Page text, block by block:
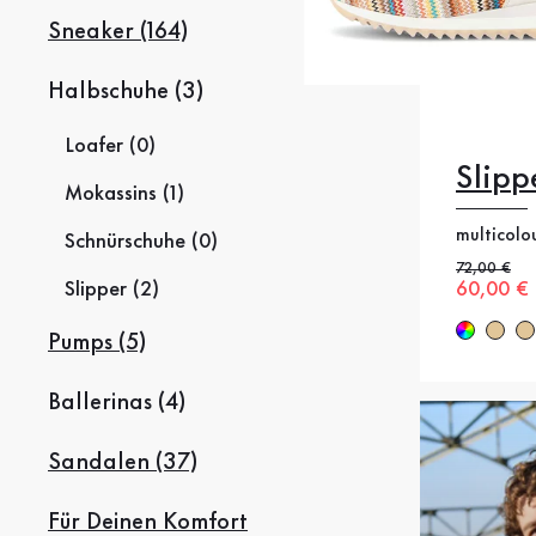
Sneaker (164)
Halbschuhe (3)
Loafer (0)
Mokassins (1)
Schnürschuhe (0)
Slipper (2)
Pumps (5)
Ballerinas (4)
Sandalen (37)
Für Deinen Komfort
Alter Preis
72,00 €
Neuer
60,00 €